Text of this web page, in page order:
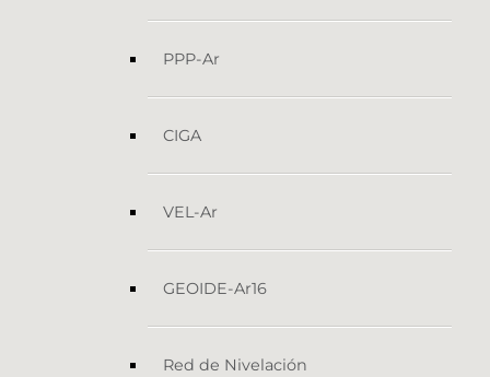
PPP-Ar
CIGA
VEL-Ar
GEOIDE-Ar16
Red de Nivelación